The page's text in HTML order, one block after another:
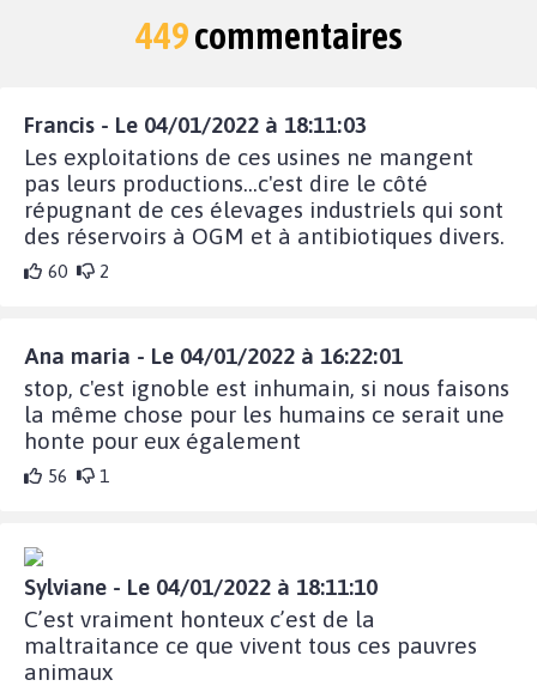
449commentaires
Francis - Le 04/01/2022 à 18:11:03
Les exploitations de ces usines ne mangent
pas leurs productions...c'est dire le côté
répugnant de ces élevages industriels qui sont
des réservoirs à OGM et à antibiotiques divers.
60 2
Ana maria - Le 04/01/2022 à 16:22:01
stop, c'est ignoble est inhumain, si nous faisons
la même chose pour les humains ce serait une
honte pour eux également
56 1
Sylviane - Le 04/01/2022 à 18:11:10
C’est vraiment honteux c’est de la
maltraitance ce que vivent tous ces pauvres
animaux